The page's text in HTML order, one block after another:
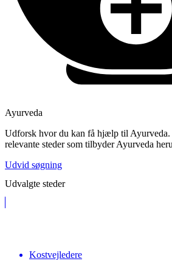
Ayurveda
Udforsk hvor du kan få hjælp til Ayurveda.
relevante steder som tilbyder Ayurveda
Udvid søgning
Udvalgte steder
Kostvejledere